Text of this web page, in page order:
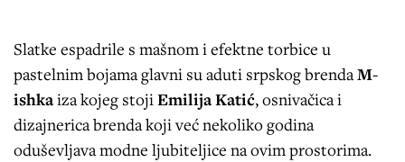
Slatke espadrile s mašnom i efektne torbice u
pastelnim bojama glavni su aduti srpskog brendaM-
ishkaiza kojeg stojiEmilija Katić, osnivačica i
dizajnerica brenda koji već nekoliko godina
oduševljava modne ljubiteljice na ovim prostorima.